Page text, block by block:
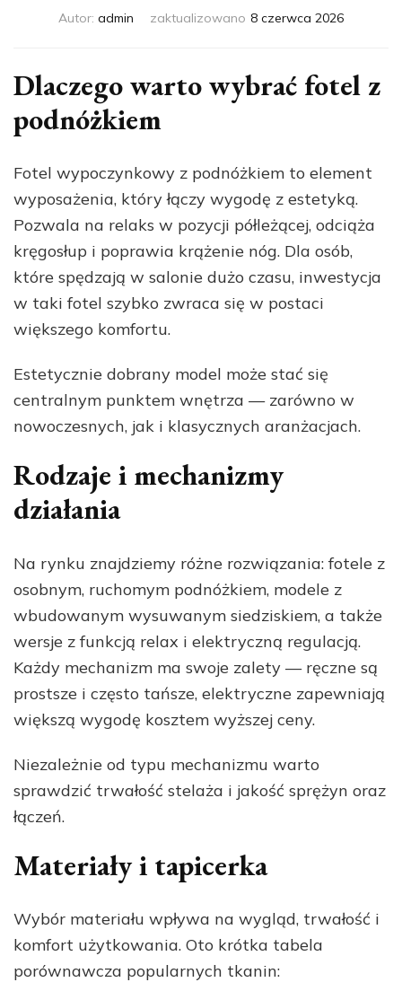
Autor: admin zaktualizowano 8 czerwca 2026
Dlaczego warto wybrać fotel z
podnóżkiem
Fotel wypoczynkowy z podnóżkiem to element
wyposażenia, który łączy wygodę z estetyką.
Pozwala na relaks w pozycji półleżącej, odciąża
kręgosłup i poprawia krążenie nóg. Dla osób,
które spędzają w salonie dużo czasu, inwestycja
w taki fotel szybko zwraca się w postaci
większego komfortu.
Estetycznie dobrany model może stać się
centralnym punktem wnętrza — zarówno w
nowoczesnych, jak i klasycznych aranżacjach.
Rodzaje i mechanizmy
działania
Na rynku znajdziemy różne rozwiązania: fotele z
osobnym, ruchomym podnóżkiem, modele z
wbudowanym wysuwanym siedziskiem, a także
wersje z funkcją relax i elektryczną regulacją.
Każdy mechanizm ma swoje zalety — ręczne są
prostsze i często tańsze, elektryczne zapewniają
większą wygodę kosztem wyższej ceny.
Niezależnie od typu mechanizmu warto
sprawdzić trwałość stelaża i jakość sprężyn oraz
łączeń.
Materiały i tapicerka
Wybór materiału wpływa na wygląd, trwałość i
komfort użytkowania. Oto krótka tabela
porównawcza popularnych tkanin: